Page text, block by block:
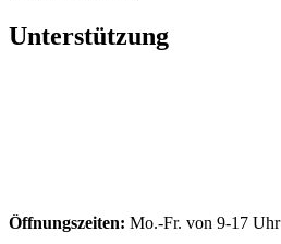
Unterstützung
Öffnungszeiten: Mo.-Fr. von 9-17 Uhr